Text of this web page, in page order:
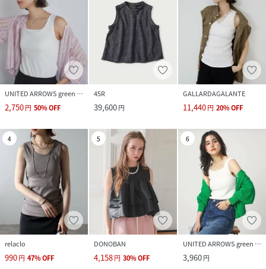
UNITED ARROWS green label relaxing
2,750円 50%OFF
45R
39,600円
GALLARDAGALANTE
11,440円 20%OFF
4
relaclo
990円 47%OFF
5
DONOBAN
4,158円 30%OFF
6
UNITED ARROWS green label relaxing
3,960円